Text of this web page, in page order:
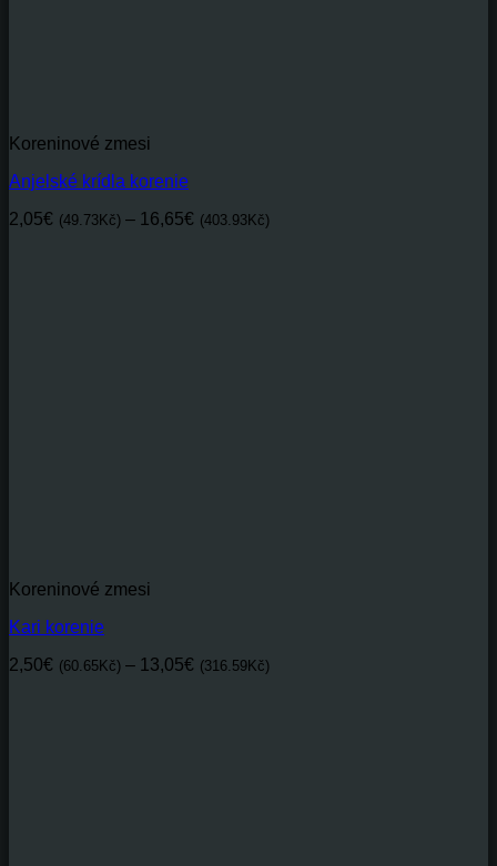
Koreninové zmesi
Anjelské krídla korenie
2,05€ (49.73Kč) – 16,65€ (403.93Kč)Price
Koreninové zmesi
Kari korenie
2,50€ (60.65Kč) – 13,05€ (316.59Kč)Price